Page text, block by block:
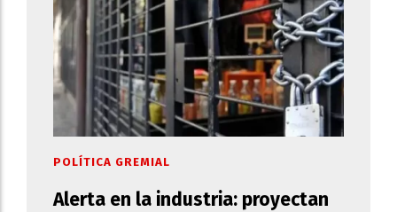
Alerta en la industria: proyectan
POLÍTICA GREMIAL